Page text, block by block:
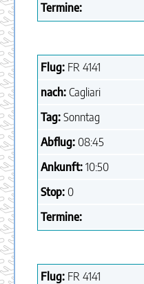
Termine:
Flug: FR 4141
nach: Cagliari
Tag: Sonntag
Abflug: 08:45
Ankunft: 10:50
Stop: 0
Termine:
Flug: FR 4141